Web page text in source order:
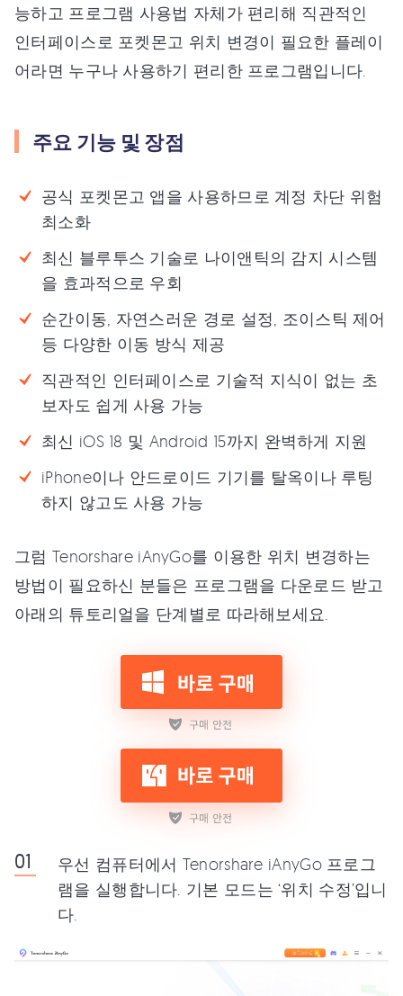
능하고 프로그램 사용법 자체가 편리해 직관적인
인터페이스로 포켓몬고 위치 변경이 필요한 플레이
어라면 누구나 사용하기 편리한 프로그램입니다.
주요 기능 및 장점
공식 포켓몬고 앱을 사용하므로 계정 차단 위험
최소화
최신 블루투스 기술로 나이앤틱의 감지 시스템
을 효과적으로 우회
순간이동, 자연스러운 경로 설정, 조이스틱 제어
등 다양한 이동 방식 제공
직관적인 인터페이스로 기술적 지식이 없는 초
보자도 쉽게 사용 가능
최신 iOS 18 및 Android 15까지 완벽하게 지원
iPhone이나 안드로이드 기기를 탈옥이나 루팅
하지 않고도 사용 가능
그럼 Tenorshare iAnyGo를 이용한 위치 변경하는
방법이 필요하신 분들은 프로그램을 다운로드 받고
아래의 튜토리얼을 단계별로 따라해보세요.
우선 컴퓨터에서 Tenorshare iAnyGo 프로그
램을 실행합니다. 기본 모드는 ‘위치 수정’입니
다.